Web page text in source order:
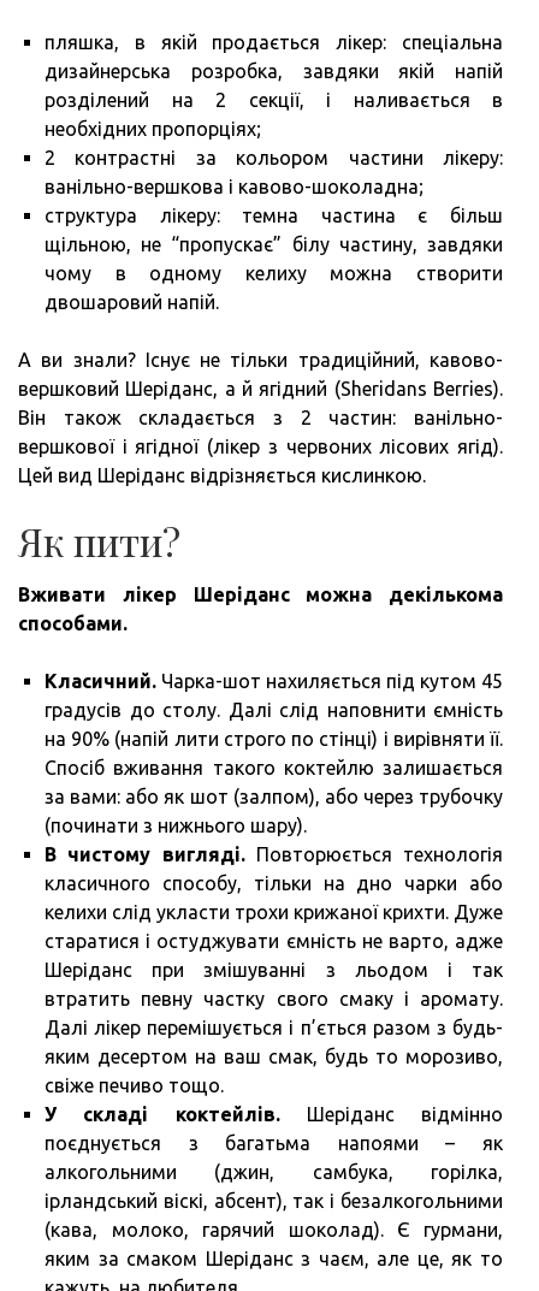
пляшка, в якій продається лікер: спеціальна
дизайнерська розробка, завдяки якій напій
розділений на 2 секції, і наливається в
необхідних пропорціях;
2 контрастні за кольором частини лікеру:
ванільно-вершкова і кавово-шоколадна;
структура лікеру: темна частина є більш
щільною, не “пропускає” білу частину, завдяки
чому в одному келиху можна створити
двошаровий напій.
А ви знали? Існує не тільки традиційний, кавово-
вершковий Шеріданс, а й ягідний (Sheridans Berries).
Він також складається з 2 частин: ванільно-
вершкової і ягідної (лікер з червоних лісових ягід).
Цей вид Шеріданс відрізняється кислинкою.
Як пити?
Вживати лікер Шеріданс можна декількома
способами.
Класичний. Чарка-шот нахиляється під кутом 45
градусів до столу. Далі слід наповнити ємність
на 90% (напій лити строго по стінці) і вирівняти її.
Спосіб вживання такого коктейлю залишається
за вами: або як шот (залпом), або через трубочку
(починати з нижнього шару).
В чистому вигляді.Повторюється технологія
класичного способу, тільки на дно чарки або
келихи слід укласти трохи крижаної крихти. Дуже
старатися і остуджувати ємність не варто, адже
Шеріданс при змішуванні з льодом і так
втратить певну частку свого смаку і аромату.
Далі лікер перемішується і п’ється разом з будь-
яким десертом на ваш смак, будь то морозиво,
свіже печиво тощо.
У складі коктейлів.Шеріданс відмінно
поєднується з багатьма напоями – як
алкогольними (джин, самбука, горілка,
ірландський віскі, абсент), так і безалкогольними
(кава, молоко, гарячий шоколад). Є гурмани,
яким за смаком Шеріданс з чаєм, але це, як то